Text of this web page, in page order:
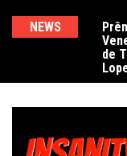
NEWS
de